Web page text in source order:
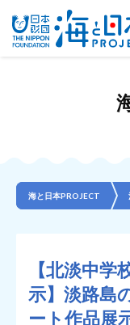
海と日本PROJECT
【北淡中
示】淡路島
ート作品展